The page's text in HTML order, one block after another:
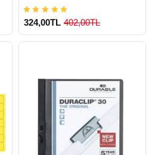
900 TL Üzeri Kargo Ücretsiz
324,00TL 402,00TL